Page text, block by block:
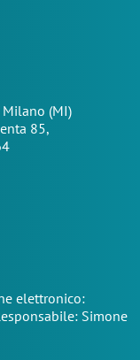
Milano (MI)
85,
elettronico:
Simone